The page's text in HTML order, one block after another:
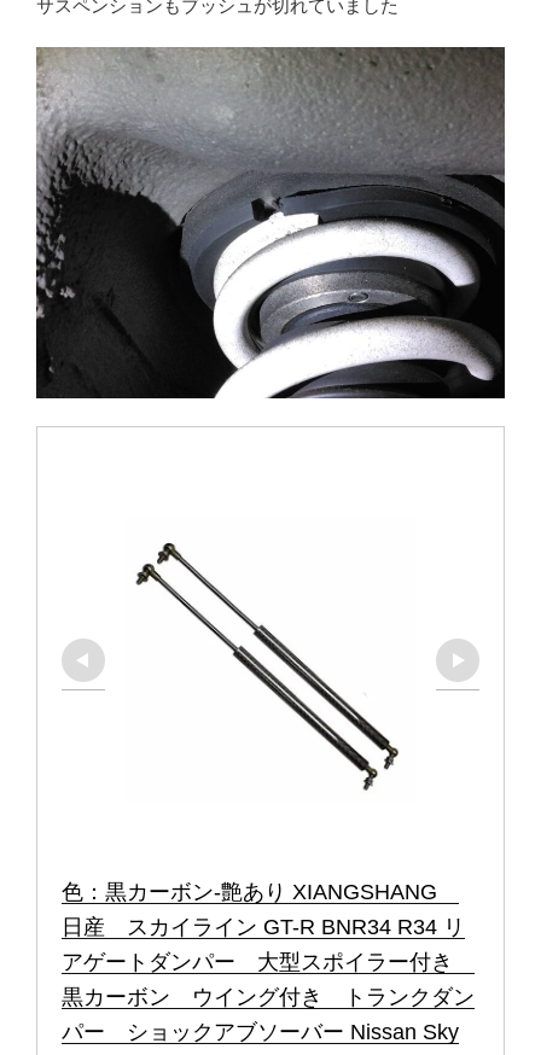
サスペンションもブッシュが切れていました
色：黒カーボン-艶あり XIANGSHANG
日産　スカイライン GT-R BNR34 R34 リ
アゲートダンパー　大型スポイラー付き
黒カーボン　ウイング付き　トランクダン
パー　ショックアブソーバー Nissan Sky